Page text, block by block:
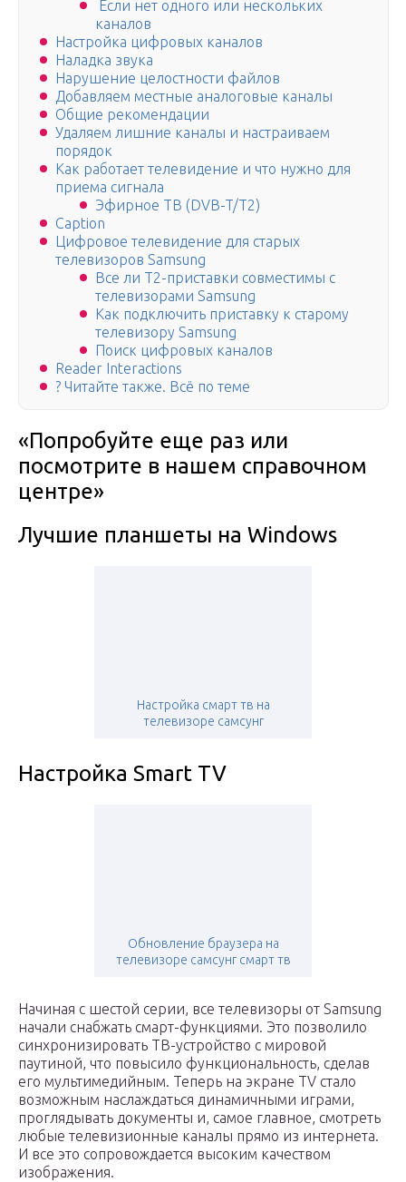
Если нет одного или нескольких
каналов
Настройка цифровых каналов
Наладка звука
Нарушение целостности файлов
Добавляем местные аналоговые каналы
Общие рекомендации
Удаляем лишние каналы и настраиваем
порядок
Как работает телевидение и что нужно для
приема сигнала
Эфирное ТВ (DVB-T/T2)
Caption
Цифровое телевидение для старых
телевизоров Samsung
Все ли Т2-приставки совместимы с
телевизорами Samsung
Как подключить приставку к старому
телевизору Samsung
Поиск цифровых каналов
Reader Interactions
? Читайте также. Всё по теме
«Попробуйте еще раз или
посмотрите в нашем справочном
центре»
Лучшие планшеты на Windows
Настройка смарт тв на
телевизоре самсунг
Настройка Smart TV
Обновление браузера на
телевизоре самсунг смарт тв
Начиная с шестой серии, все телевизоры от Samsung
начали снабжать смарт-функциями. Это позволило
синхронизировать ТВ-устройство с мировой
паутиной, что повысило функциональность, сделав
его мультимедийным. Теперь на экране TV стало
возможным наслаждаться динамичными играми,
проглядывать документы и, самое главное, смотреть
любые телевизионные каналы прямо из интернета.
И все это сопровождается высоким качеством
изображения.